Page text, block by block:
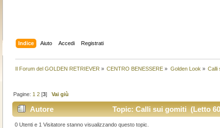
Indice Aiuto Accedi Registrati
Il Forum del GOLDEN RETRIEVER » CENTRO BENESSERE » Golden Look » Calli
Pagine: 1 2 [3]Vai giù
Autore Topic: Calli sui gomiti (Letto
0 Utenti e 1 Visitatore stanno visualizzando questo topic.